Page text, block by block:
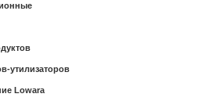
утилизаторов
Lowara